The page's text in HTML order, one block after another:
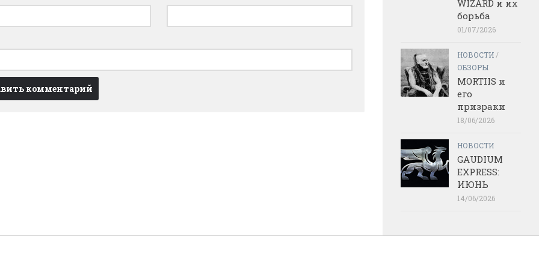
WIZARD и их
борьба
01/07/2026
НОВОСТИ /
ОБЗОРЫ
MORTIIS и
его
призраки
18/06/2026
НОВОСТИ
GAUDIUM
EXPRESS:
ИЮНЬ
14/06/2026